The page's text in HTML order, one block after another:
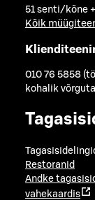
51 senti/kõne
Kõik
010 76 5858
kohalik
Restoranid
Andke
vahekaardis